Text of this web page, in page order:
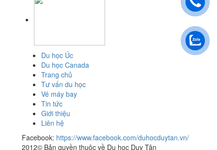
Du học Úc
Du học Canada
Trang chủ
Tư vấn du học
Vé máy bay
Tin tức
Giới thiệu
Liên hệ
Facebook: https://www.facebook.com/duhocduytan.vn/
2012© Bản quyền thuộc về Du học Duy Tân